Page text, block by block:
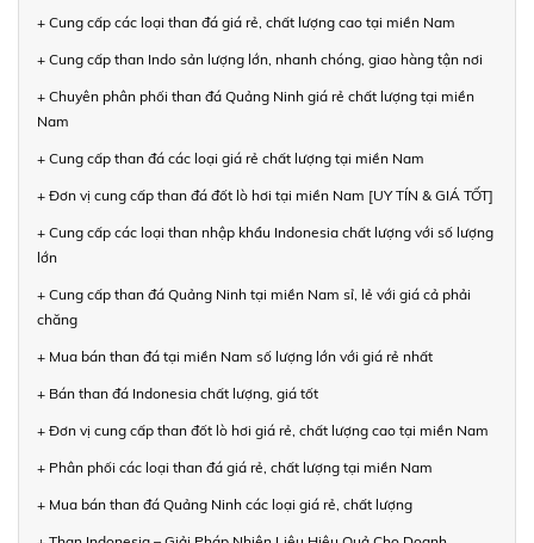
+ Cung cấp các loại than đá giá rẻ, chất lượng cao tại miền Nam
+ Cung cấp than Indo sản lượng lớn, nhanh chóng, giao hàng tận nơi
+ Chuyên phân phối than đá Quảng Ninh giá rẻ chất lượng tại miền
Nam
+ Cung cấp than đá các loại giá rẻ chất lượng tại miền Nam
+ Đơn vị cung cấp than đá đốt lò hơi tại miền Nam [UY TÍN & GIÁ TỐT]
+ Cung cấp các loại than nhập khẩu Indonesia chất lượng với số lượng
lớn
+ Cung cấp than đá Quảng Ninh tại miền Nam sỉ, lẻ với giá cả phải
chăng
+ Mua bán than đá tại miền Nam số lượng lớn với giá rẻ nhất
+ Bán than đá Indonesia chất lượng, giá tốt
+ Đơn vị cung cấp than đốt lò hơi giá rẻ, chất lượng cao tại miền Nam
+ Phân phối các loại than đá giá rẻ, chất lượng tại miền Nam
+ Mua bán than đá Quảng Ninh các loại giá rẻ, chất lượng